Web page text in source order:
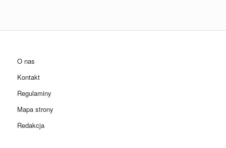
O nas
Kontakt
Regulaminy
Mapa strony
Redakcja